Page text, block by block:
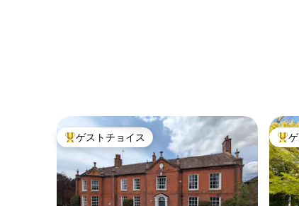
大好評のゲストチョイスです。
ゲストチョイス 大